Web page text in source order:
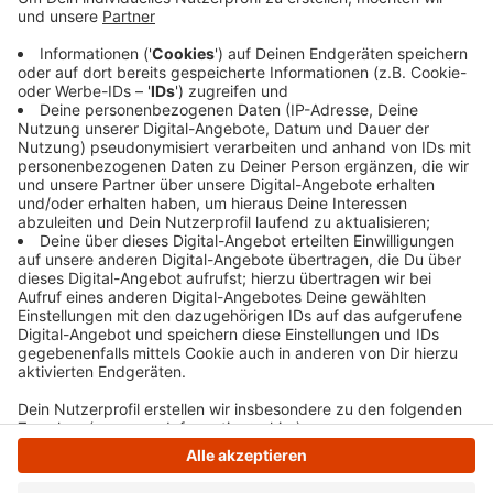
das Feuer schnell löschen und haben Haustiere aus
die B7 in Höhe des Einsatzes gesperrt werden.
Rund 50 Feuerwehrleute waren gut eine Stunde
lang mit dem Einsatz beschäftigt.
Veröffentlicht:Freitag, 07.03.2025 06:13
Anzeige
Anzeige